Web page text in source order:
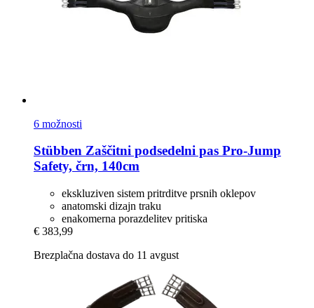
6 možnosti
Stübben Zaščitni podsedelni pas Pro-​Jump
Safety, črn, 140cm
ekskluziven sistem pritrditve prsnih oklepov
anatomski dizajn traku
enakomerna porazdelitev pritiska
€ 383,99
Brezplačna dostava do 11 avgust